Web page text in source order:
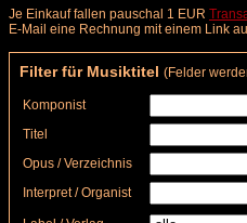
Je Einkauf fallen pauschal 1 EUR
E-Mail eine Rechnung mit einem Link
Filter für Musiktitel (Felder
Komponist
Titel
Opus / Verzeichnis
Interpret / Organist